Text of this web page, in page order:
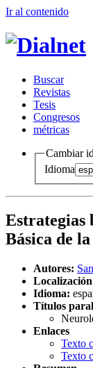
Ir al contenido
Buscar
Revistas
Tesis
Congresos
métricas
Cambiar
Idioma
Estrategias
Básica de
Autores:
Idioma:
Títulos
Enlaces
Texto
Texto